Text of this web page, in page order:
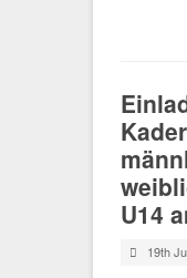
U14
19th